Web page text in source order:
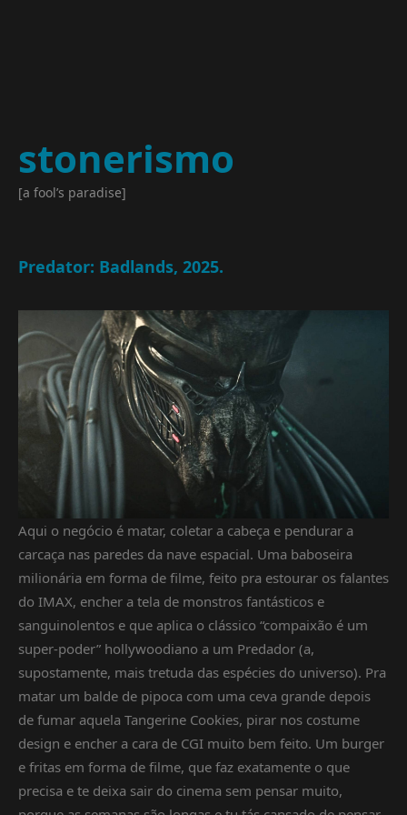
stonerismo
[a fool’s paradise]
Predator: Badlands, 2025.
Aqui o negócio é matar, coletar a cabeça e pendurar a
carcaça nas paredes da nave espacial. Uma baboseira
milionária em forma de filme, feito pra estourar os falantes
do IMAX, encher a tela de monstros fantásticos e
sanguinolentos e que aplica o clássico “compaixão é um
super-poder” hollywoodiano a um Predador (a,
supostamente, mais tretuda das espécies do universo). Pra
matar um balde de pipoca com uma ceva grande depois
de fumar aquela Tangerine Cookies, pirar nos costume
design e encher a cara de CGI muito bem feito. Um burger
e fritas em forma de filme, que faz exatamente o que
precisa e te deixa sair do cinema sem pensar muito,